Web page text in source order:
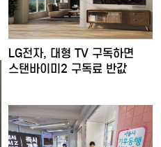
LG전자, 대형 TV 구독하면
스탠바이미2 구독료 반값